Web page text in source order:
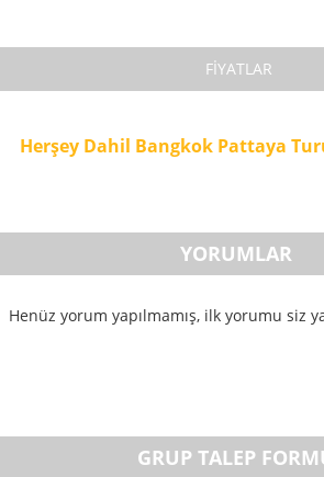
FİYATLAR
Herşey Dahil Bangkok Pattaya
YORUMLAR
Henüz yorum yapılmamış, ilk yorumu siz
GRUP TALEP